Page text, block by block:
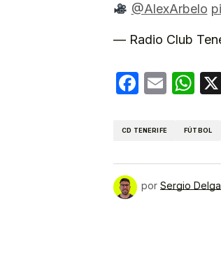
@AlexArbelo
— Radio Club
Email
CD TENERIFE FÚTBOL
por Sergio